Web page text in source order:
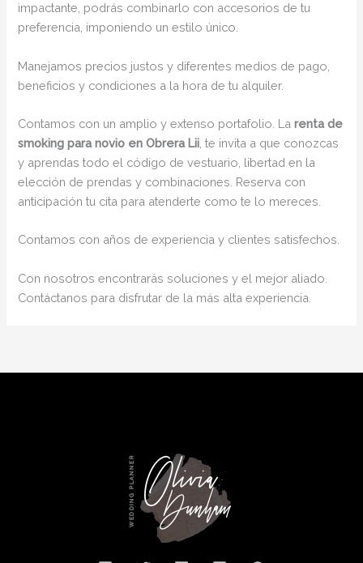
impactante, podrás combinarlo con accesorios de tu
preferencia, imponiendo un estilo único.
Manejamos precios justos y diferentes medios de pago,
beneficios y condiciones a la hora de tu alquiler.
Contamos con un amplio y extenso portafolio. Larenta de
smoking para novio en Obrera Lii , te invita a que conozcas
y aprendas todo el código de vestuario, libertad en la
elección de prendas y combinaciones. Reserva con
anticipación tu cita para atenderte como te lo mereces.
Contamos con años de experiencia y clientes satisfechos.
Con nosotros encontrarás soluciones y el mejor aliado.
Contáctanos para disfrutar de la más alta experiencia.